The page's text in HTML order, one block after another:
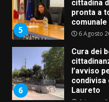
6
l’avviso
condivisa
Laureto
6 Agosto
7
La magia
assoluta
6 Agosto